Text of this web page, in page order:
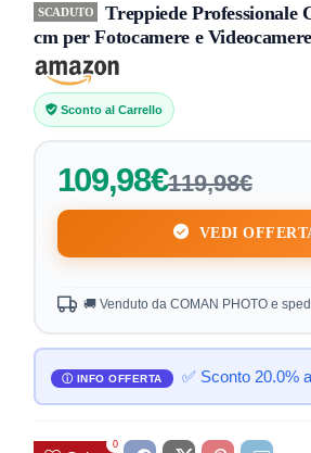
SCADUTO
Treppiede Professionale
cm per Fotocamere e Videocamere
Sconto al Carrello
109,98€119,98€
VEDI
🚚 Venduto da COMAN PHOTO e
✅ Sconto 20.0%
0